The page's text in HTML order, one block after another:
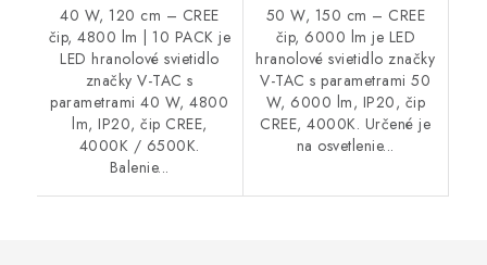
40 W, 120 cm – CREE
čip, 4800 lm | 10 PACK je
LED hranolové svietidlo
značky V-TAC s
parametrami 40 W, 4800
lm, IP20, čip CREE,
4000K / 6500K.
Balenie...
50 W, 150 cm – CREE
čip, 6000 lm je LED
hranolové svietidlo značky
V-TAC s parametrami 50
W, 6000 lm, IP20, čip
CREE, 4000K. Určené je
na osvetlenie...